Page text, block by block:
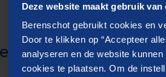
Deze website maakt gebruik van
Berenschot gebruikt cookies en
Door te klikken op “Accepteer
analyseren en de website
cookies te plaatsen. Om de
inzichten